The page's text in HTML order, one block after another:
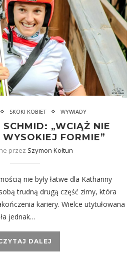
SKOKI KOBIET WYWIADY
„WCIĄŻ NIE
FORMIE”
przez Szymon Kołtun
nie były łatwe dla Kathariny
trudną drugą część zimy, która
kariery. Wielce utytułowana
jednak…
DALEJ